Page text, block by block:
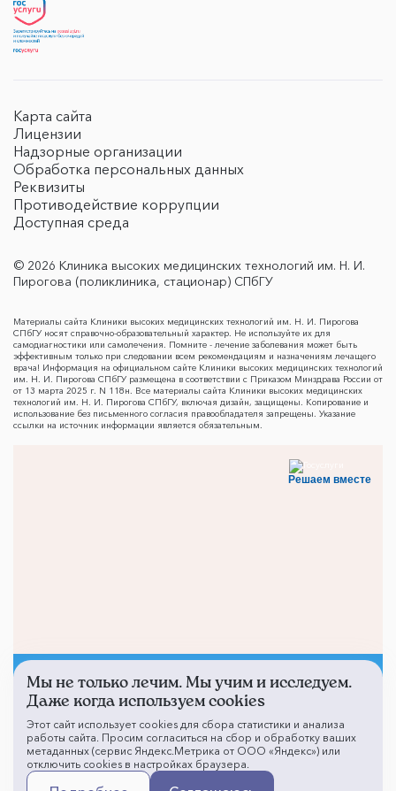
Карта сайта
Лицензии
Надзорные организации
Обработка персональных данных
Реквизиты
Противодействие коррупции
Доступная среда
© 2026 Клиника высоких медицинских технологий им. Н. И.
Пирогова (поликлиника, стационар) СПбГУ
Материалы сайта Клиники высоких медицинских технологий им. Н. И. Пирогова
СПбГУ носят справочно-образовательный характер. Не используйте их для
самодиагностики или самолечения. Помните - лечение заболевания может быть
эффективным только при следовании всем рекомендациям и назначениям лечащего
врача! Информация на официальном сайте Клиники высоких медицинских технологий
им. Н. И. Пирогова СПбГУ размещена в соответствии с Приказом Минздрава России от
от 13 марта 2025 г. N 118н. Все материалы сайта Клиники высоких медицинских
технологий им. Н. И. Пирогова СПбГУ, включая дизайн, защищены. Копирование и
использование без письменного согласия правообладателя запрещены. Указание
ссылки на источник информации является обязательным.
Решаем вместе
Не смогли записаться к
врачу?
Написать о проблеме
Мы не только лечим. Мы учим и исследуем.
Даже когда используем cookies
Этот сайт использует cookies для сбора статистики и анализа
работы сайта. Просим согласиться на сбор и обработку ваших
метаданных (сервис Яндекс.Метрика от ООО «Яндекс») или
отключить cookies в настройках браузера.